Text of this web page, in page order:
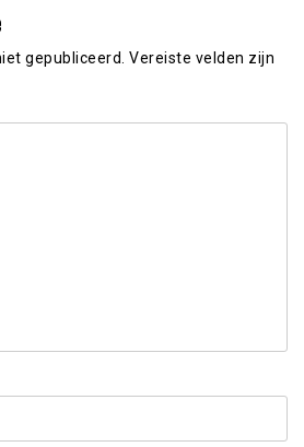
gepubliceerd. Vereiste velden zijn